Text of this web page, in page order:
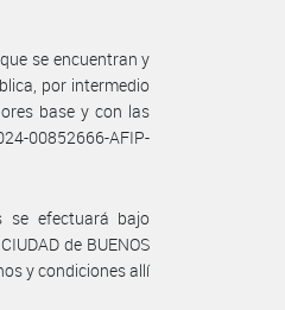
se encuentran y
por intermedio
base y con las
AFIP-
se efectuará bajo
de BUENOS
y condiciones allí